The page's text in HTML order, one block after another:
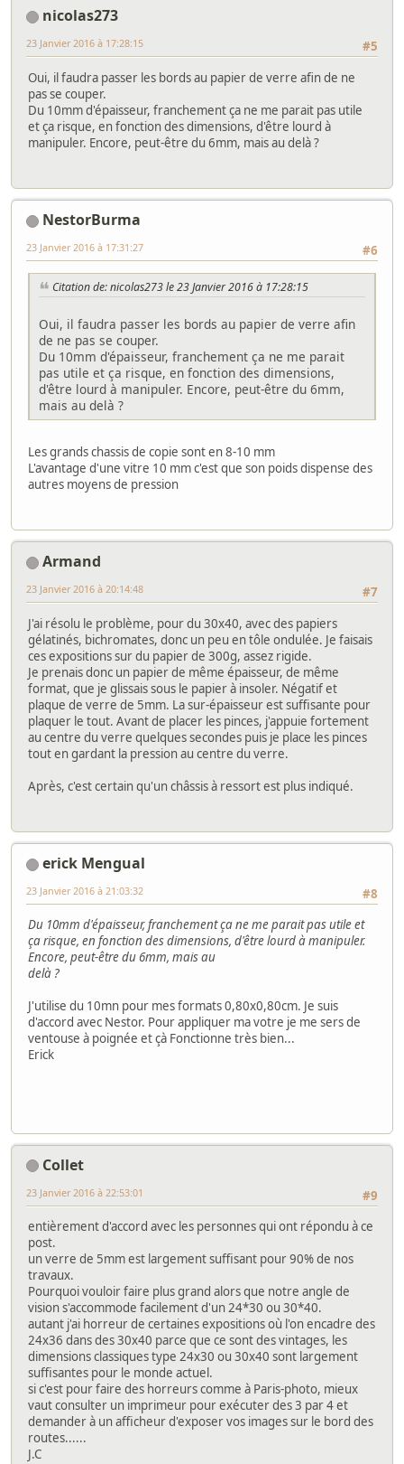
nicolas273
#5
23 Janvier 2016 à 17:28:15
Oui, il faudra passer les bords au papier de verre afin de ne
pas se couper.
Du 10mm d'épaisseur, franchement ça ne me parait pas utile
et ça risque, en fonction des dimensions, d'être lourd à
manipuler. Encore, peut-être du 6mm, mais au delà ?
NestorBurma
#6
23 Janvier 2016 à 17:31:27
Citation de: nicolas273 le 23 Janvier 2016 à 17:28:15
Oui, il faudra passer les bords au papier de verre afin
de ne pas se couper.
Du 10mm d'épaisseur, franchement ça ne me parait
pas utile et ça risque, en fonction des dimensions,
d'être lourd à manipuler. Encore, peut-être du 6mm,
mais au delà ?
Les grands chassis de copie sont en 8-10 mm
L'avantage d'une vitre 10 mm c'est que son poids dispense des
autres moyens de pression
Armand
#7
23 Janvier 2016 à 20:14:48
J'ai résolu le problème, pour du 30x40, avec des papiers
gélatinés, bichromates, donc un peu en tôle ondulée. Je faisais
ces expositions sur du papier de 300g, assez rigide.
Je prenais donc un papier de même épaisseur, de même
format, que je glissais sous le papier à insoler. Négatif et
plaque de verre de 5mm. La sur-épaisseur est suffisante pour
plaquer le tout. Avant de placer les pinces, j'appuie fortement
au centre du verre quelques secondes puis je place les pinces
tout en gardant la pression au centre du verre.
Après, c'est certain qu'un châssis à ressort est plus indiqué.
erick Mengual
#8
23 Janvier 2016 à 21:03:32
Du 10mm d'épaisseur, franchement ça ne me parait pas utile et
ça risque, en fonction des dimensions, d'être lourd à manipuler.
Encore, peut-être du 6mm, mais au
delà ?
J'utilise du 10mn pour mes formats 0,80x0,80cm. Je suis
d'accord avec Nestor. Pour appliquer ma votre je me sers de
ventouse à poignée et çà Fonctionne très bien...
Erick
Collet
#9
23 Janvier 2016 à 22:53:01
entièrement d'accord avec les personnes qui ont répondu à ce
post.
un verre de 5mm est largement suffisant pour 90% de nos
travaux.
Pourquoi vouloir faire plus grand alors que notre angle de
vision s'accommode facilement d'un 24*30 ou 30*40.
autant j'ai horreur de certaines expositions où l'on encadre des
24x36 dans des 30x40 parce que ce sont des vintages, les
dimensions classiques type 24x30 ou 30x40 sont largement
suffisantes pour le monde actuel.
si c'est pour faire des horreurs comme à Paris-photo, mieux
vaut consulter un imprimeur pour exécuter des 3 par 4 et
demander à un afficheur d'exposer vos images sur le bord des
routes......
J.C